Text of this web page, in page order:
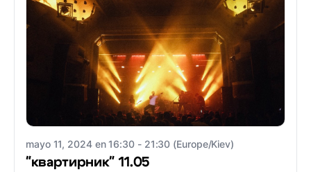
mayo 11, 2024 en 16:30 - 21:30 (Europe/Kiev)
"квартирник" 11.05